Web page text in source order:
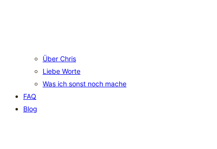
Über Chris
Liebe Worte
Was ich sonst noch mache
FAQ
Blog